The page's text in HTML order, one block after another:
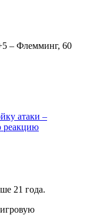
– Флемминг, 60
атаки –
реакцию
21 года.